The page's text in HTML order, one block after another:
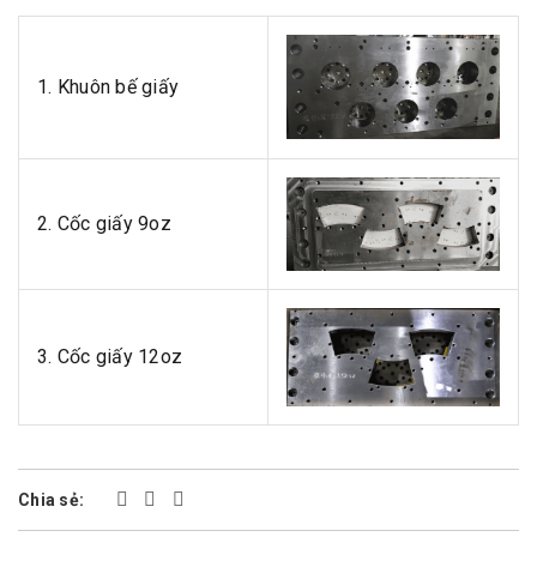
1. Khuôn bế giấy
2. Cốc giấy 9oz
3. Cốc giấy 12oz
Chia sẻ: